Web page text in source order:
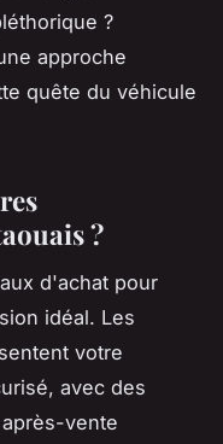
?
approche
quête du véhicule
?
d'achat pour
idéal. Les
votre
avec des
vente